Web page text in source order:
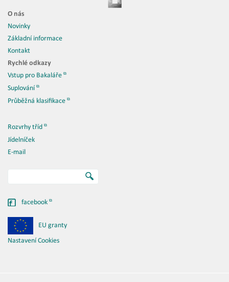
O nás
Novinky
Základní informace
Kontakt
Rychlé odkazy
Vstup pro Bakaláře
Suplování
Průběžná klasifikace
Rozvrhy tříd
Jídelníček
E-mail
facebook
EU granty
Nastavení Cookies